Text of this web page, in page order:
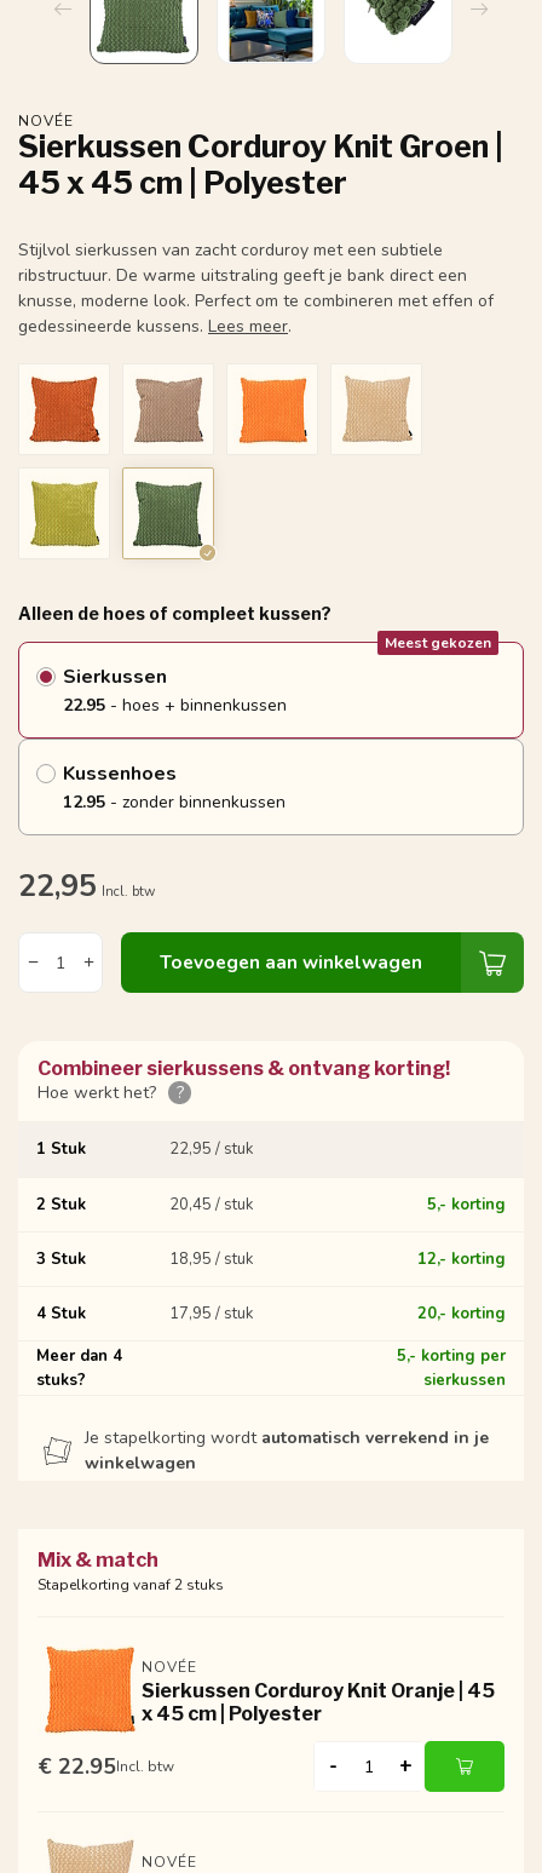
NOVÉE
Sierkussen Corduroy Knit Groen |
45 x 45 cm | Polyester
Stijlvol sierkussen van zacht corduroy met een subtiele
ribstructuur. De warme uitstraling geeft je bank direct een
knusse, moderne look. Perfect om te combineren met effen of
gedessineerde kussens. Lees meer.
Alleen de hoes of compleet kussen?
Sierkussen
Meest gekozen
22.95 - hoes + binnenkussen
Kussenhoes
12.95 - zonder binnenkussen
22,95 Incl. btw
Toevoegen aan winkelwagen
Combineer sierkussens & ontvang korting!
Hoe werkt het?
?
1 Stuk 22,95 / stuk
2 Stuk 20,45 / stuk 5,- korting
3 Stuk 18,95 / stuk 12,- korting
4 Stuk 17,95 / stuk
20,- korting
Meer dan 4
stuks?
5,- korting per
sierkussen
Je stapelkorting wordt automatisch verrekend in je
winkelwagen
Mix & match
Stapelkorting vanaf 2 stuks
NOVÉE
Sierkussen Corduroy Knit Oranje | 45
x 45 cm | Polyester
€ 22.95Incl. btw - +
NOVÉE